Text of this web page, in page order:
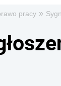
pracy »